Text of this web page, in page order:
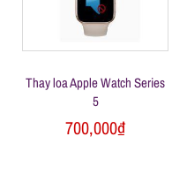
e
Thay loa Apple Watch Series
5
700,000₫